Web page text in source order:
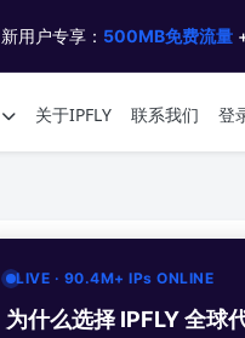
用户专享： 500MB免费流量
关于IPFLY 联系我们 登
LIVE · 90.4M+ IPs ONLINE
为什么选择 IPFLY 全球